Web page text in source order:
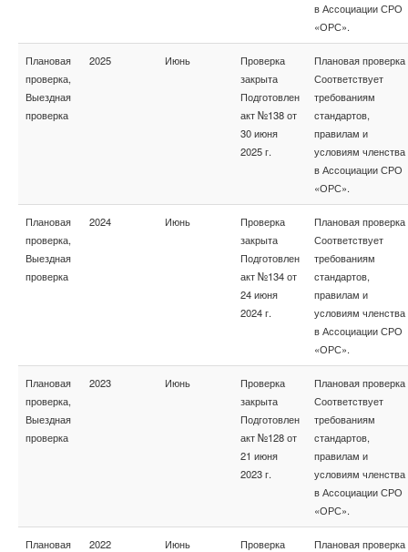
в Ассоциации СРО
«ОРС».
Плановая
проверка,
Выездная
проверка
2025 Июнь
Проверка
закрыта
Подготовлен
акт №138 от
30 июня
2025 г.
Плановая проверка
Соответствует
требованиям
стандартов,
правилам и
условиям членства
в Ассоциации СРО
«ОРС».
Плановая
проверка,
Выездная
проверка
2024 Июнь
Проверка
закрыта
Подготовлен
акт №134 от
24 июня
2024 г.
Плановая проверка
Соответствует
требованиям
стандартов,
правилам и
условиям членства
в Ассоциации СРО
«ОРС».
Плановая
проверка,
Выездная
проверка
2023 Июнь
Проверка
закрыта
Подготовлен
акт №128 от
21 июня
2023 г.
Плановая проверка
Соответствует
требованиям
стандартов,
правилам и
условиям членства
в Ассоциации СРО
«ОРС».
Плановая
2022 Июнь
Проверка
Плановая проверка